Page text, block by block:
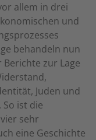
allem in drei
und
behandeln nun
zur Lage
Juden und
ist die
sehr
eine Geschichte